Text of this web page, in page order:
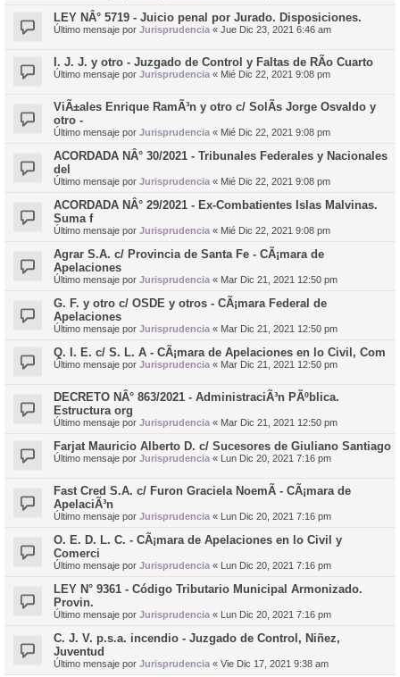
LEY NÂ° 5719 - Juicio penal por Jurado. Disposiciones.
Último mensaje por Jurisprudencia « Jue Dic 23, 2021 6:46 am
I. J. J. y otro - Juzgado de Control y Faltas de RÃ­o Cuarto
Último mensaje por Jurisprudencia « Mié Dic 22, 2021 9:08 pm
ViÃ±ales Enrique RamÃ³n y otro c/ SolÃ­s Jorge Osvaldo y
otro -
Último mensaje por Jurisprudencia « Mié Dic 22, 2021 9:08 pm
ACORDADA NÂ° 30/2021 - Tribunales Federales y Nacionales
del
Último mensaje por Jurisprudencia « Mié Dic 22, 2021 9:08 pm
ACORDADA NÂ° 29/2021 - Ex-Combatientes Islas Malvinas.
Suma f
Último mensaje por Jurisprudencia « Mié Dic 22, 2021 9:08 pm
Agrar S.A. c/ Provincia de Santa Fe - CÃ¡mara de
Apelaciones
Último mensaje por Jurisprudencia « Mar Dic 21, 2021 12:50 pm
G. F. y otro c/ OSDE y otros - CÃ¡mara Federal de
Apelaciones
Último mensaje por Jurisprudencia « Mar Dic 21, 2021 12:50 pm
Q. I. E. c/ S. L. A - CÃ¡mara de Apelaciones en lo Civil, Com
Último mensaje por Jurisprudencia « Mar Dic 21, 2021 12:50 pm
DECRETO NÂ° 863/2021 - AdministraciÃ³n PÃºblica.
Estructura org
Último mensaje por Jurisprudencia « Mar Dic 21, 2021 12:50 pm
Farjat Mauricio Alberto D. c/ Sucesores de Giuliano Santiago
Último mensaje por Jurisprudencia « Lun Dic 20, 2021 7:16 pm
Fast Cred S.A. c/ Furon Graciela NoemÃ­ - CÃ¡mara de
ApelaciÃ³n
Último mensaje por Jurisprudencia « Lun Dic 20, 2021 7:16 pm
O. E. D. L. C. - CÃ¡mara de Apelaciones en lo Civil y
Comerci
Último mensaje por Jurisprudencia « Lun Dic 20, 2021 7:16 pm
LEY N° 9361 - Código Tributario Municipal Armonizado.
Provin.
Último mensaje por Jurisprudencia « Lun Dic 20, 2021 7:16 pm
C. J. V. p.s.a. incendio - Juzgado de Control, Niñez,
Juventud
Último mensaje por Jurisprudencia « Vie Dic 17, 2021 9:38 am